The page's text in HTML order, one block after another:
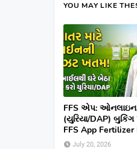
YOU MAY LIKE
FFS એપ: ઓનલાઇન
(યુરિયા/DAP) બુકિંગ
FFS App
July 20, 2026